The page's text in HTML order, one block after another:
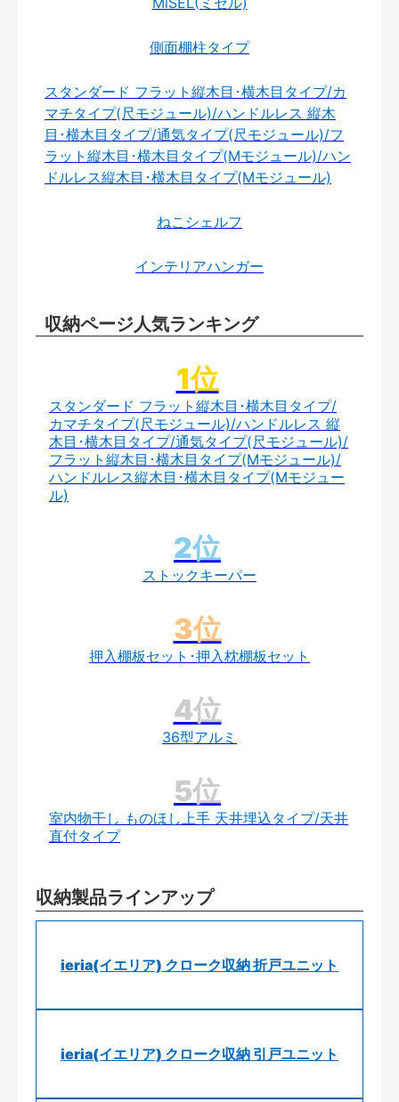
側面棚柱タイプ
スタンダード フラット縦木目･横木目タイプ/カ
マチタイプ(尺モジュール)/ハンドルレス 縦木
目･横木目タイプ/通気タイプ(尺モジュール)/フ
ラット縦木目･横木目タイプ(Mモジュール)/ハン
ドルレス縦木目･横木目タイプ(Mモジュール)
ねこシェルフ
インテリアハンガー
収納ページ人気ランキング
スタンダード フラット縦木目･横木目タイプ/
カマチタイプ(尺モジュール)/ハンドルレス 縦
木目･横木目タイプ/通気タイプ(尺モジュール)/
フラット縦木目･横木目タイプ(Mモジュール)/
ハンドルレス縦木目･横木目タイプ(Mモジュー
ル)
ストックキーパー
押入棚板セット･押入枕棚板セット
36型アルミ
室内物干し ものほし上手 天井埋込タイプ/天井
直付タイプ
収納製品ラインアップ
ieria(イエリア) クローク収納 折戸ユニット
ieria(イエリア) クローク収納 引戸ユニット